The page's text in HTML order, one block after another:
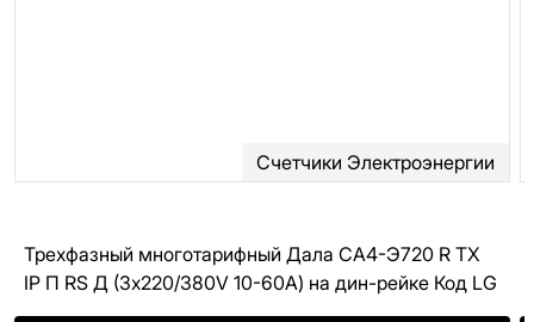
Счетчики Электроэнергии
Трехфазный многотарифный Дала CA4-Э720 R ТХ
IР П RS Д (3x220/380V 10-60A) на дин-рейке Код LG